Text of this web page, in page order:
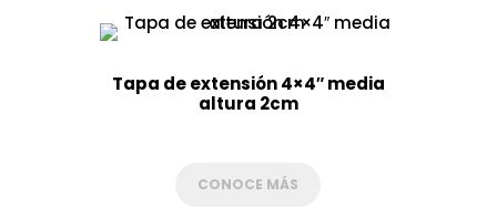
Tapa de extensión 4×4″ media
altura 2cm
CONOCE MÁS